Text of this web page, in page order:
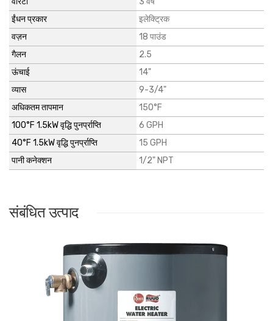
ईंधन प्रकार
इलेक्ट्रिक
वज़न
18 पाउंड
गैलन
2.5
ऊंचाई
14"
व्यास
9-3/4"
अधिकतम तापमान
150°F
100°F 1.5kW वृद्धि पुनर्प्राप्ति
6 GPH
40°F 1.5kW वृद्धि पुनर्प्राप्ति
15 GPH
पानी कनेक्शन
1/2" NPT
संबंधित उत्पाद